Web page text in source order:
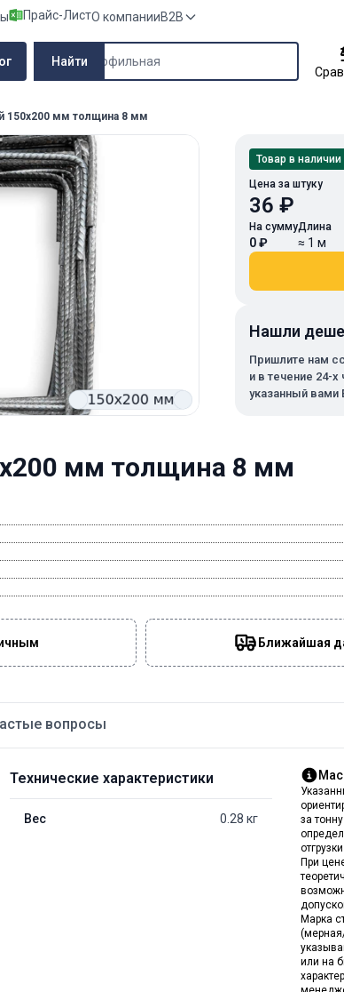
Прайс-ЛистО компанииB2B
Найти
150х200 мм толщина 8 мм
мм толщина 8 мм
Ближайшая
Товар в наличии
Цена за штуку
36 ₽
На сумму
0 ₽
Длина
≈ 1 м
Нашли
Пришлите нам
и в течение 24-
указанный
вопросы
Технические характеристики
Вес 0.28 кг
за
При
Марка
или на